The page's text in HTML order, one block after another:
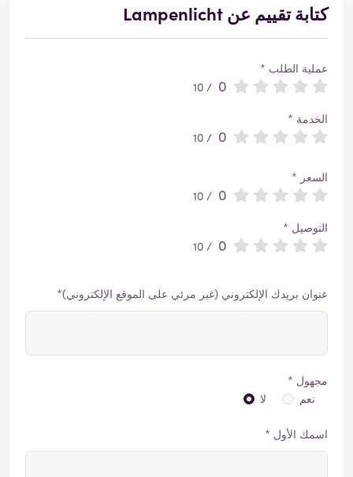
كتابة تقييم عن Lampenlicht
عملية الطلب *
0
/ 10
الخدمة *
0
/ 10
السعر *
0
/ 10
التوصيل *
0
/ 10
عنوان بريدك الإلكتروني (غير مرئي على الموقع الإلكتروني)*
مجهول *
نعم
لا
اسمك الأول *